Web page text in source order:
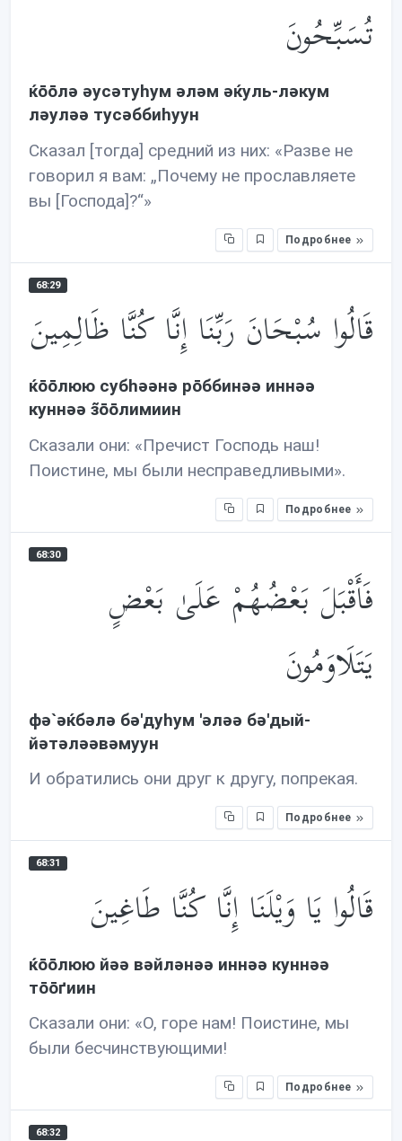
تُسَبِّحُونَ
ќōōлə əусəтуhум əлəм əќуль-лəкум
лəулəə тусəббиhуун
Сказал [тогда] средний из них: «Разве не
говорил я вам: „Почему не прославляете
вы [Господа]?“»
Подробнее
68:29
قَالُوا سُبْحَانَ رَبِّنَا إِنَّا كُنَّا ظَالِمِينَ
ќōōлюю субhəəнə рōббинəə иннəə
куннəə з̃ōōлимиин
Сказали они: «Пречист Господь наш!
Поистине, мы были несправедливыми».
Подробнее
68:30
فَأَقْبَلَ بَعْضُهُمْ عَلَىٰ بَعْضٍ
يَتَلَاوَمُونَ
фə`əќбəлə бə'дуhум 'əлəə бə'дый-
йəтəлəəвəмуун
И обратились они друг к другу, попрекая.
Подробнее
68:31
قَالُوا يَا وَيْلَنَا إِنَّا كُنَّا طَاغِينَ
ќōōлюю йəə вəйлəнəə иннəə куннəə
тōōґиин
Сказали они: «О, горе нам! Поистине, мы
были бесчинствующими!
Подробнее
68:32